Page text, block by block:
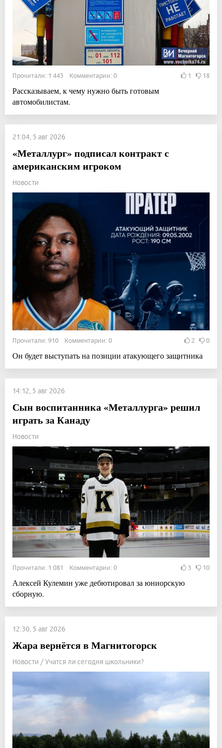
Прочитали: 1 443 Комментарии: 0 1 18
Рассказываем, к чему нужно быть готовым
автомобилистам.
21:04, 5 авг 2026
«Металлург» подписал контракт с
американским игроком
Новости
Прочитали: 910 Комментарии: 0 2 0
Он будет выступать на позиции атакующего защитника
14:12, 5 авг 2026
Сын воспитанника «Металлурга» решил
играть за Канаду
Новости
Прочитали: 1 081 Комментарии: 0 3 10
Алексей Кулемин уже дебютировал за юниорскую
сборную.
12:30, 5 авг 2026
Жара вернётся в Магнитогорск
Новости / Учатся ли сегодня школьники?